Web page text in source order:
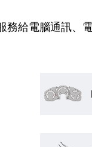
務給電腦通訊、